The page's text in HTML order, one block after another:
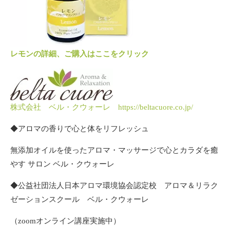
レモンの詳細、ご購入はここをクリック
株式会社 ベル・クウォーレ https://beltacuore.co.jp/
◆アロマの香りで心と体をリフレッシュ
無添加オイルを使ったアロマ・マッサージで心とカラダを癒
やす サロン ベル・クウォーレ
◆公益社団法人日本アロマ環境協会認定校 アロマ＆リラク
ゼーションスクール ベル・クウォーレ
（zoomオンライン講座実施中）